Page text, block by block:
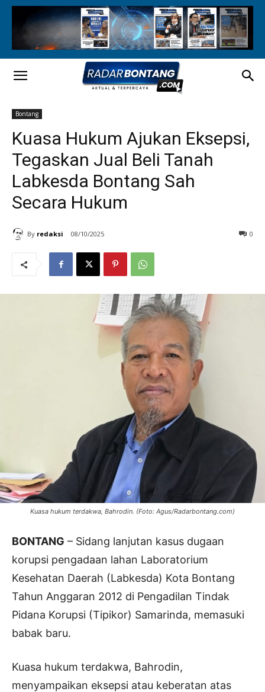
Bontang
Kuasa Hukum Ajukan Eksepsi,
Tegaskan Jual Beli Tanah
Labkesda Bontang Sah
Secara Hukum
By redaksi 08/10/2025 0
Kuasa hukum terdakwa, Bahrodin. (Foto: Agus/Radarbontang.com)
BONTANG – Sidang lanjutan kasus dugaan
korupsi pengadaan lahan Laboratorium
Kesehatan Daerah (Labkesda) Kota Bontang
Tahun Anggaran 2012 di Pengadilan Tindak
Pidana Korupsi (Tipikor) Samarinda, memasuki
babak baru.
Kuasa hukum terdakwa, Bahrodin,
menyampaikan eksepsi atau keberatan atas